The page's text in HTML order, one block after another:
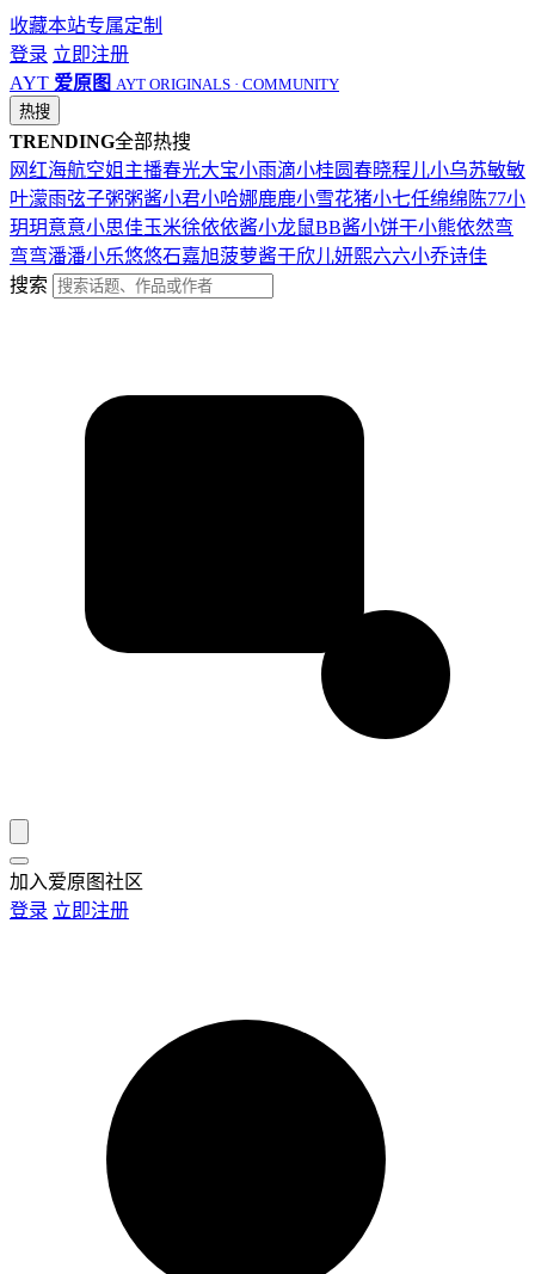
收藏本站专属定制
登录 立即注册
AYT 爱原图 AYT ORIGINALS · COMMUNITY
热搜
TRENDING全部热搜
网红海航空姐 主播春光大宝小雨滴小桂圆春晓程儿小乌苏敏敏
叶濛雨弦子粥粥酱小君小哈娜鹿鹿小雪花猪小七任绵绵 陈77小
玥玥意意小思佳玉米徐依依酱小龙鼠BB酱小饼干小熊依然弯
弯弯潘潘小乐悠悠石嘉旭菠萝酱于欣儿妍熙六六小乔诗佳
搜索
加入爱原图社区
登录 立即注册